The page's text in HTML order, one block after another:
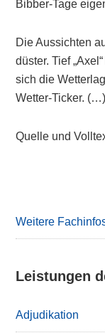
Bibber-Tage
Die Aussichten
düster. Tief
sich die
Wetter-Ticker. (…)
Quelle und
Weitere
Leistungen
Adjudikation